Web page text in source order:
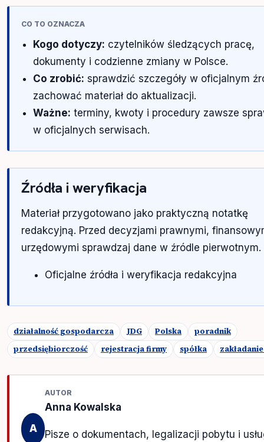
CO TO OZNACZA
Kogo dotyczy: czytelników śledzących pracę,
dokumenty i codzienne zmiany w Polsce.
Co zrobić: sprawdzić szczegóły w oficjalnym
zachować materiał do aktualizacji.
Ważne: terminy, kwoty i procedury zawsze
w oficjalnych serwisach.
Źródła i weryfikacja
Materiał przygotowano jako praktyczną notatkę
redakcyjną. Przed decyzjami prawnymi,
urzędowymi sprawdzaj dane w źródle pierwotnym.
Oficjalne źródła i weryfikacja redakcyjna
działalność gospodarcza JDG Polska
poradnik
przedsiębiorczość
rejestracja firmy spółka
A
AUTOR
Anna Kowalska
Pisze o dokumentach, legalizacji pobytu i